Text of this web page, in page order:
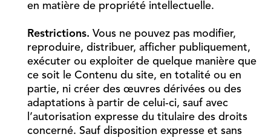
en matière de propriété intellectuelle.
Restrictions. Vous ne pouvez pas modifier,
reproduire, distribuer, afficher publiquement,
exécuter ou exploiter de quelque manière que
ce soit le Contenu du site, en totalité ou en
partie, ni créer des œuvres dérivées ou des
adaptations à partir de celui-ci, sauf avec
l’autorisation expresse du titulaire des droits
concerné. Sauf disposition expresse et sans